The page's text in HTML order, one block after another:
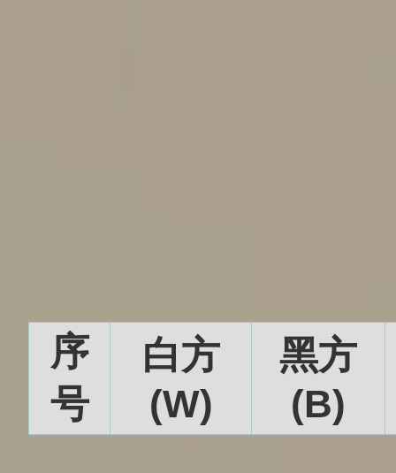
序
号
白方
(W)
黑方
(B)